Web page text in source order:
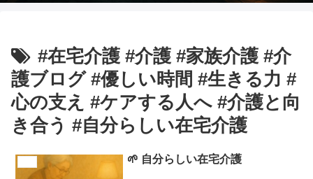
#在宅介護 #介護 #家族介護 #介
護ブログ #優しい時間 #生きる力 #
心の支え #ケアする人へ #介護と向
き合う #自分らしい在宅介護
🌱 自分らしい在宅介護